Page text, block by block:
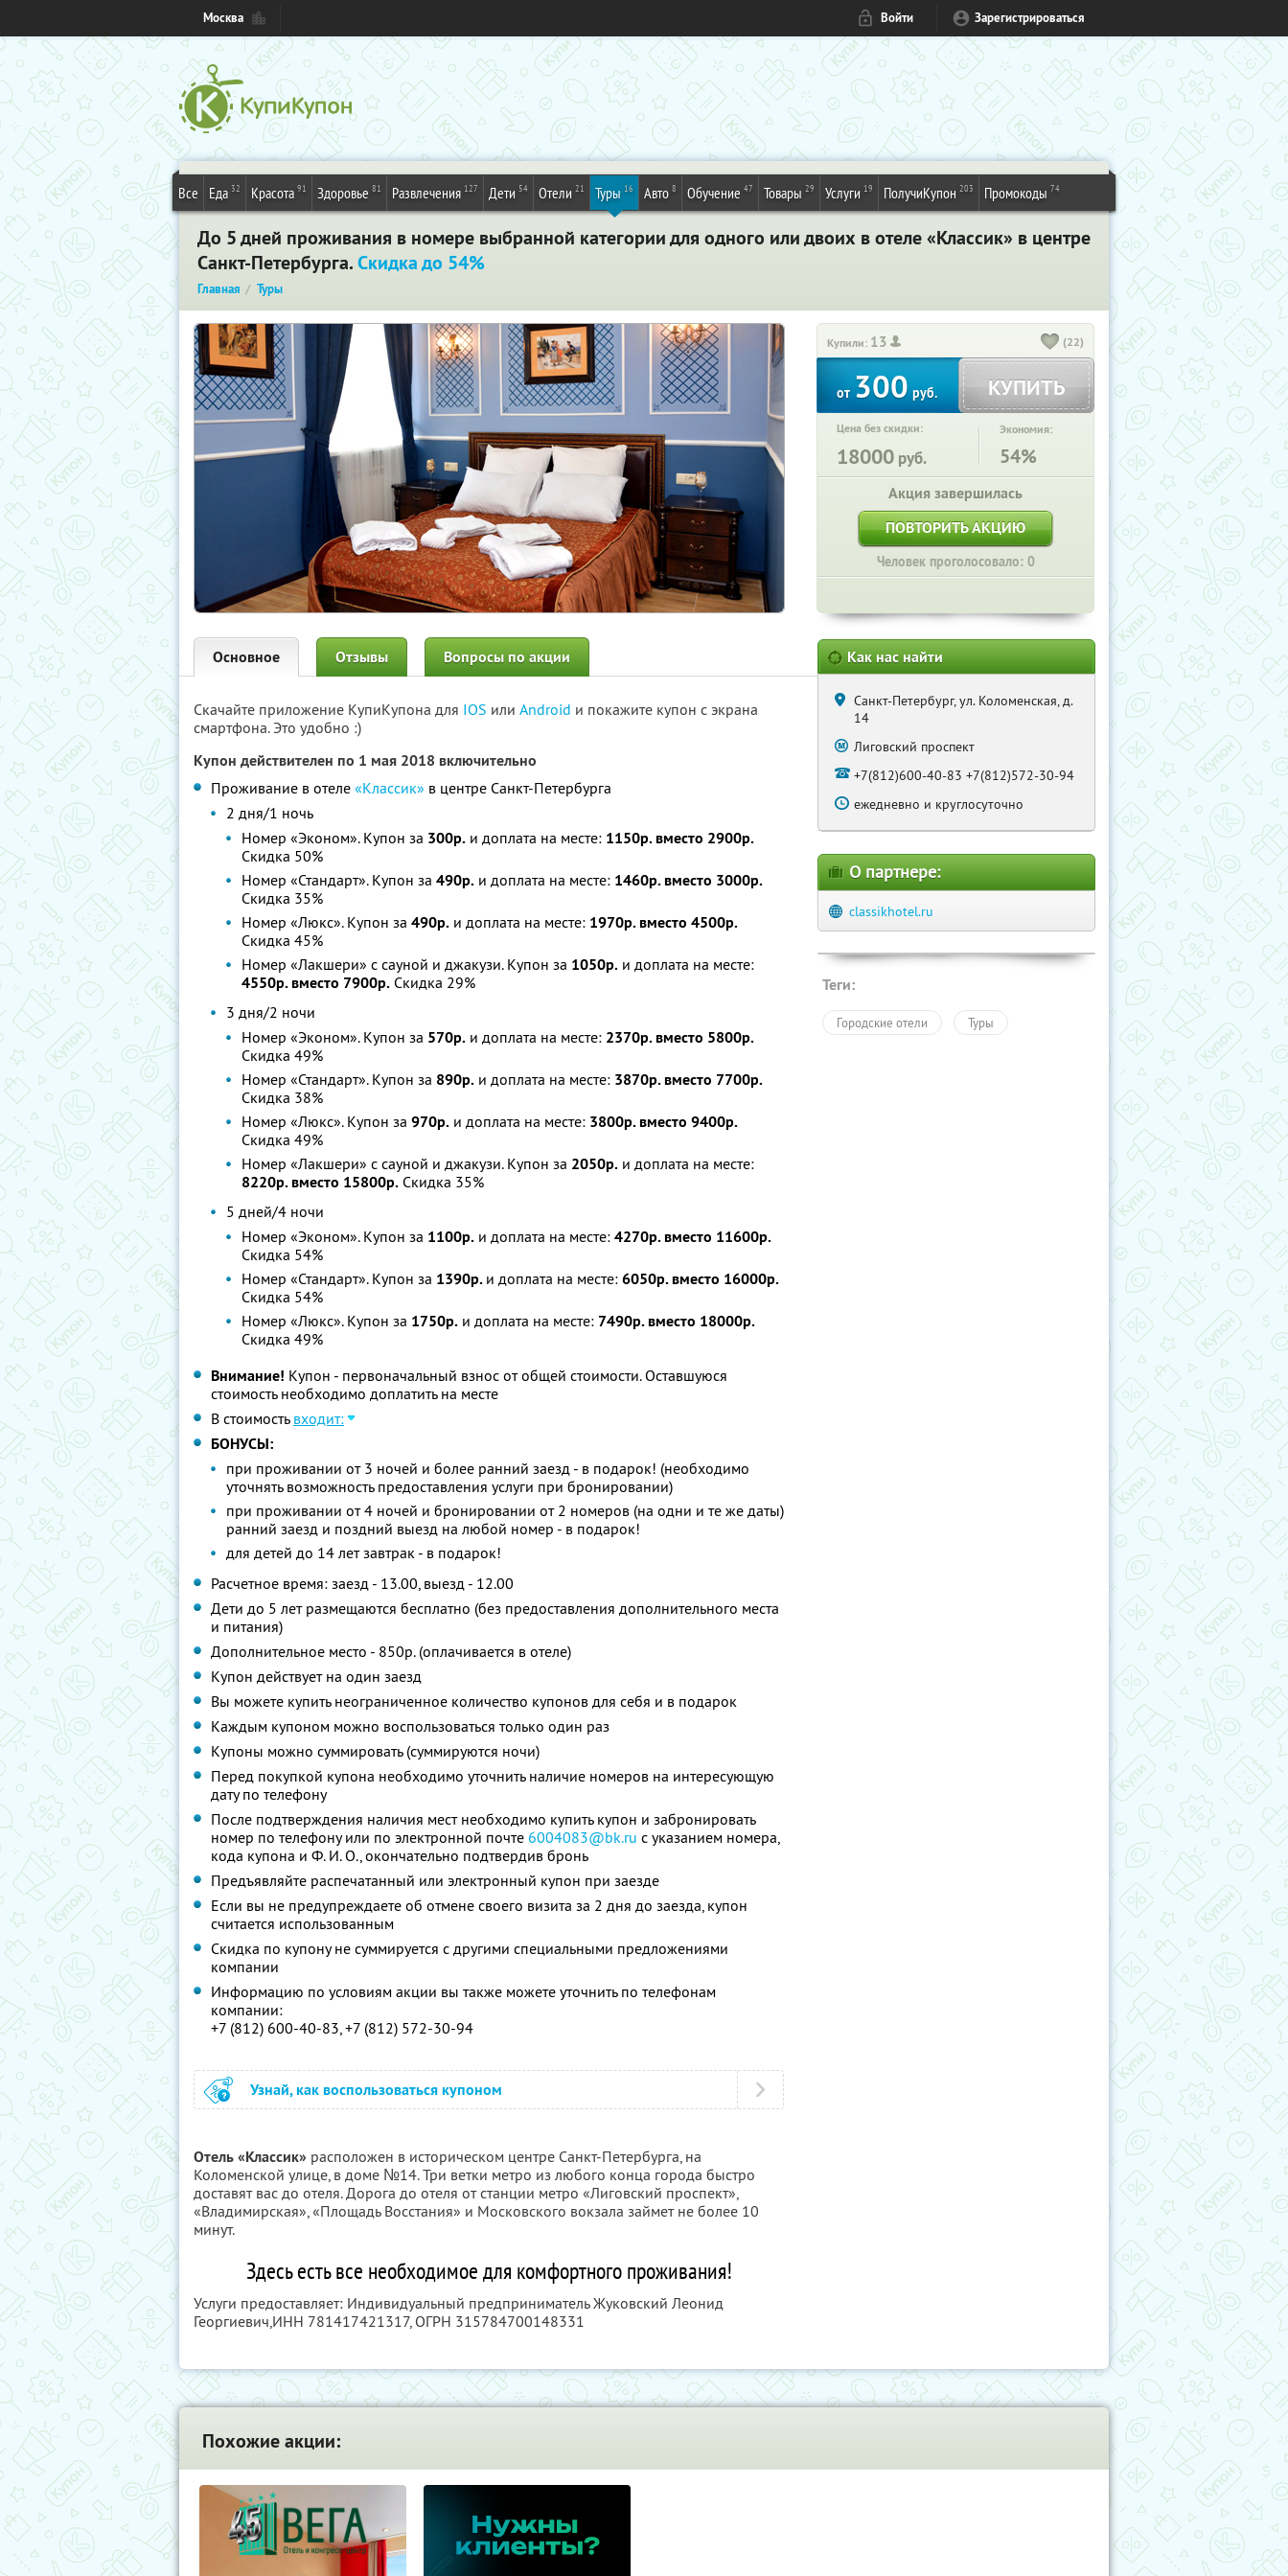
Москва Войти Зарегистрироваться
Все Еда 32 Красота 91 Здоровье 81 Развлечения 127 Дети 54 Отели 21 Туры 16 Авто 8 Обучение 47 Товары 29 Услуги 19 ПолучиКупон 203 Промокоды 74
До 5 дней проживания в номере выбранной категории для одного или двоих в отеле «Классик» в центре
Санкт-Петербурга.Скидка до 54%
Главная Туры
Купили: 13 (22)
от300руб. КУПИТЬ
Цена без скидки:
18000 руб.
Экономия:
54%
Акция завершилась
ПОВТОРИТЬ АКЦИЮ
Человек проголосовало: 0
Основное Отзывы Вопросы по акции
Скачайте приложение КупиКупона для IOS или Android и покажите купон с экрана
смартфона. Это удобно :)
Купон действителен по 1 мая 2018 включительно
Проживание в отеле «Классик» в центре Санкт-Петербурга
2 дня/1 ночь
Номер «Эконом». Купон за 300р. и доплата на месте: 1150р. вместо 2900р.
Скидка 50%
Номер «Стандарт». Купон за 490р. и доплата на месте: 1460р. вместо 3000р.
Скидка 35%
Номер «Люкс». Купон за 490р. и доплата на месте: 1970р. вместо 4500р.
Скидка 45%
Номер «Лакшери» с сауной и джакузи. Купон за 1050р. и доплата на месте:
4550р. вместо 7900р. Скидка 29%
3 дня/2 ночи
Номер «Эконом». Купон за 570р. и доплата на месте: 2370р. вместо 5800р.
Скидка 49%
Номер «Стандарт». Купон за 890р. и доплата на месте: 3870р. вместо 7700р.
Скидка 38%
Номер «Люкс». Купон за 970р. и доплата на месте: 3800р. вместо 9400р.
Скидка 49%
Номер «Лакшери» с сауной и джакузи. Купон за 2050р. и доплата на месте:
8220р. вместо 15800р. Скидка 35%
5 дней/4 ночи
Номер «Эконом». Купон за 1100р. и доплата на месте: 4270р. вместо 11600р.
Скидка 54%
Номер «Стандарт». Купон за 1390р. и доплата на месте: 6050р. вместо 16000р.
Скидка 54%
Номер «Люкс». Купон за 1750р. и доплата на месте: 7490р. вместо 18000р.
Скидка 49%
Внимание! Купон - первоначальный взнос от общей стоимости. Оставшуюся
стоимость необходимо доплатить на месте
В стоимость входит:
БОНУСЫ:
при проживании от 3 ночей и более ранний заезд - в подарок! (необходимо
уточнять возможность предоставления услуги при бронировании)
при проживании от 4 ночей и бронировании от 2 номеров (на одни и те же даты)
ранний заезд и поздний выезд на любой номер - в подарок!
для детей до 14 лет завтрак - в подарок!
Расчетное время: заезд - 13.00, выезд - 12.00
Дети до 5 лет размещаются бесплатно (без предоставления дополнительного места
и питания)
Дополнительное место - 850р. (оплачивается в отеле)
Купон действует на один заезд
Вы можете купить неограниченное количество купонов для себя и в подарок
Каждым купоном можно воспользоваться только один раз
Купоны можно суммировать (суммируются ночи)
Перед покупкой купона необходимо уточнить наличие номеров на интересующую
дату по телефону
После подтверждения наличия мест необходимо купить купон и забронировать
номер по телефону или по электронной почте 6004083@bk.ru с указанием номера,
кода купона и Ф. И. О.,окончательно подтвердив бронь
Предъявляйте распечатанный или электронный купон при заезде
Если вы не предупреждаете об отмене своего визита за 2 дня до заезда, купон
считается использованным
Скидка по купону не суммируется с другими специальными предложениями
компании
Информацию по условиям акции вы также можете уточнить по телефонам
компании:
+7 (812) 600-40-83, +7 (812) 572-30-94
Узнай, как воспользоваться купоном
Отель «Классик» расположен в историческом центре Санкт-Петербурга, на
Коломенской улице, в доме №14. Три ветки метро из любого конца города быстро
доставят вас до отеля. Дорога до отеля от станции метро «Лиговский проспект»,
«Владимирская», «Площадь Восстания» и Московского вокзала займет не более 10
минут.
Здесь есть все необходимое для комфортного проживания!
Услуги предоставляет: Индивидуальный предприниматель Жуковский Леонид
Георгиевич,ИНН 781417421317, ОГРН 315784700148331
Как нас найти
Санкт-Петербург, ул. Коломенская, д.
14
Лиговский проспект
+7(812)600-40-83 +7(812)572-30-94
ежедневно и круглосуточно
О партнере:
classikhotel.ru
Теги:
Городские отели Туры
Похожие акции: